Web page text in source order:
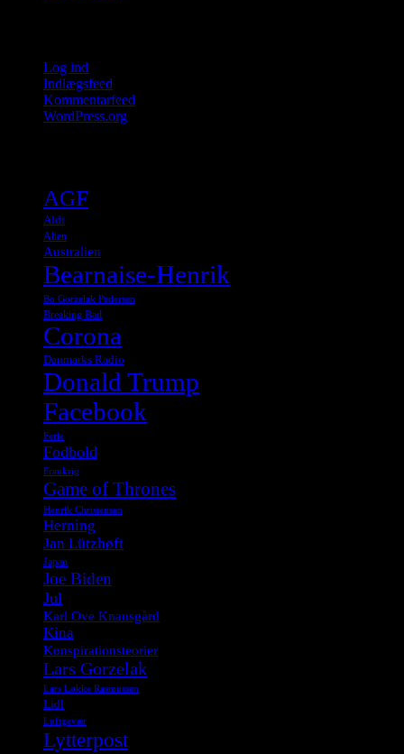
Log ind
Indlægsfeed
Kommentarfeed
WordPress.org
AGF
Aldi
Alien
Australien
Bearnaise-Henrik
Bo Gorzelak Pedersen
Breaking Bad
Corona
Danmarks Radio
Donald Trump
Facebook
Ferie
Fodbold
Frankrig
Game of Thrones
Henrik Christensen
Herning
Jan Lützhøft
Japan
Joe Biden
Jul
Karl Ove Knausgård
Kina
Konspirationsteorier
Lars Gorzelak
Lars Løkke Rasmussen
Lidl
Luftgevær
Lytterpost